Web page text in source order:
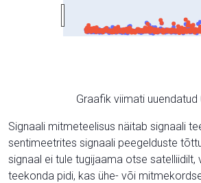
Graafik viimati
Signaali mitmeteelisus näitab signaali
sentimeetrites signaali peegelduste
signaal ei tule tugijaama otse satelliidilt,
teekonda pidi, kas ühe- või